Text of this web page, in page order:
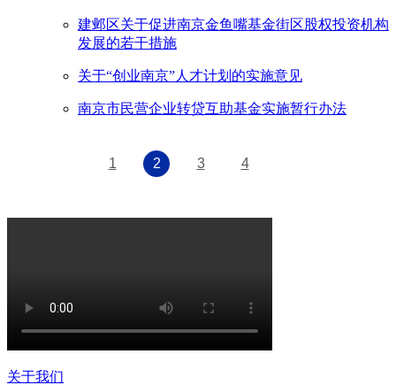
建邺区关于促进南京金鱼嘴基金街区股权投资机构
发展的若干措施
关于“创业南京”人才计划的实施意见
南京市民营企业转贷互助基金实施暂行办法
1 2 3 4
关于我们